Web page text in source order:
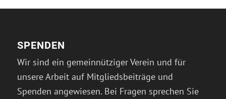
SPENDEN
Wir sind ein gemeinnütziger Verein und für
unsere Arbeit auf Mitgliedsbeiträge und
Spenden angewiesen. Bei Fragen sprechen Sie